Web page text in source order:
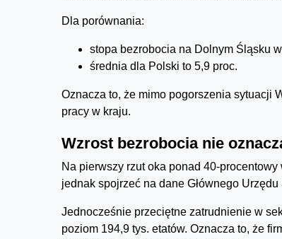
Dla porównania:
stopa bezrobocia na Dolnym Śląsku
średnia dla Polski to 5,9 proc.
Oznacza to, że mimo pogorszenia sytuacji
pracy w kraju.
Wzrost bezrobocia nie
Na pierwszy rzut oka ponad 40-
jednak spojrzeć na dane Głównego
Jednocześnie przeciętne zatrudnienie w
poziom 194,9 tys. etatów. Oznacza to, że